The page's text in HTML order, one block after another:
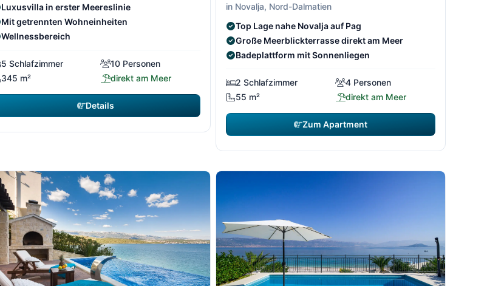
Luxusvilla in erster Meereslinie
Mit getrennten Wohneinheiten
Wellnessbereich
5 Schlafzimmer
10 Personen
345 m²
direkt am Meer
Details
in Novalja, Nord-Dalmatien
Top Lage nahe Novalja auf Pag
Große Meerblickterrasse direkt am Meer
Badeplattform mit Sonnenliegen
2 Schlafzimmer
4 Personen
55 m²
direkt am Meer
Zum Apartment